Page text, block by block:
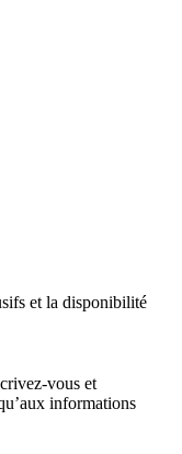
et la disponibilité
vous et
informations